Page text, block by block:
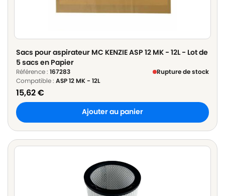
Sacs pour aspirateur MC KENZIE ASP 12 MK - 12L - Lot de
5 sacs en Papier
Référence : 167283
Rupture de stock
Compatible : ASP 12 MK - 12L
15,62€
Ajouter au panier